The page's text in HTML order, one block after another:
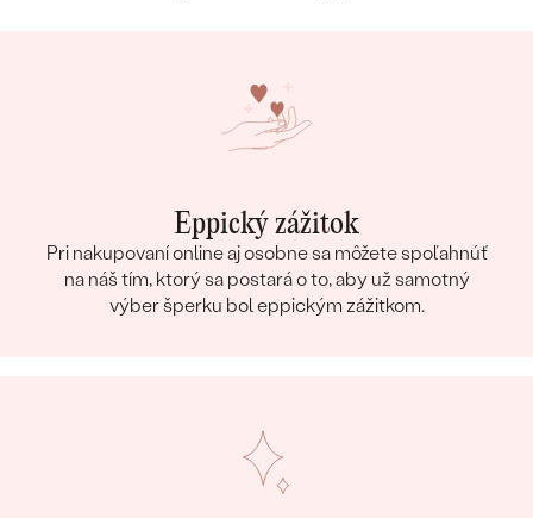
Eppický zážitok
Pri nakupovaní online aj osobne sa môžete spoľahnúť
na náš tím, ktorý sa postará o to, aby už samotný
výber šperku bol eppickým zážitkom.